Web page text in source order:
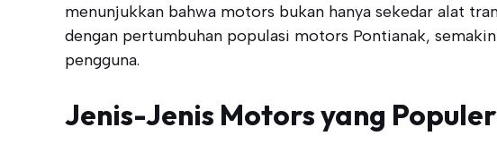
menunjukkan bahwa motors bukan hanya sekedar alat
dengan pertumbuhan populasi motors Pontianak,
pengguna.
Jenis-Jenis Motors yang Populer